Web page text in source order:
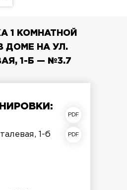
1 КОМНАТНОЙ
ДОМЕ НА УЛ.
1-Б — №3.7
1-б